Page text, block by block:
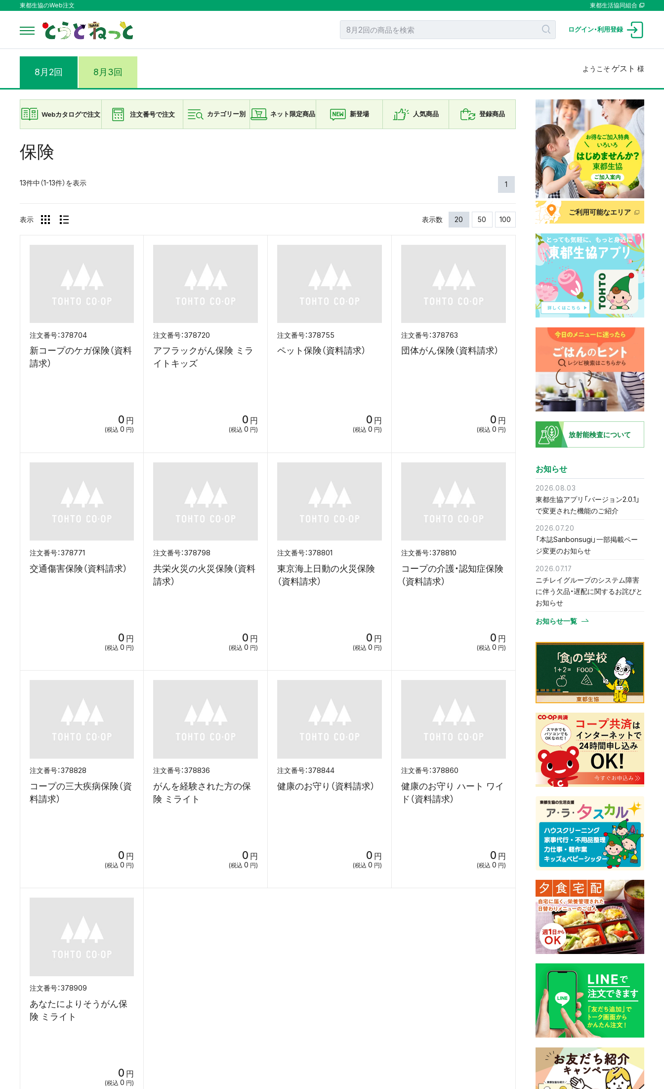
東都生協のWeb注文 東都生活協同組合
ログイン・利用登録
8月2回 8月3回 ようこそ ゲスト 様
Webカタログで注文 注文番号で注文 カテゴリー別 ネット限定商品 新登場 人気商品 登録商品
保険
13件中（1-13件）を表示 1
表示 表示数 20 50 100
378704
新コープのケガ保険（資料
請求）
0 円
(税込 0 円)
378720
アフラックがん保険 ミラ
イトキッズ
0 円
(税込 0 円)
378755
ペット保険（資料請求）
0 円
(税込 0 円)
378763
団体がん保険（資料請求）
0 円
(税込 0 円)
378771
交通傷害保険（資料請求）
0 円
(税込 0 円)
378798
共栄火災の火災保険（資料
請求）
0 円
(税込 0 円)
378801
東京海上日動の火災保険
（資料請求）
0 円
(税込 0 円)
378810
コープの介護・認知症保険
（資料請求）
0 円
(税込 0 円)
378828
コープの三大疾病保険（資
料請求）
0 円
(税込 0 円)
378836
がんを経験された方の保
険 ミライト
0 円
(税込 0 円)
378844
健康のお守り（資料請求）
0 円
(税込 0 円)
378860
健康のお守り ハート ワイ
ド（資料請求）
0 円
(税込 0 円)
378909
あなたによりそうがん保
険 ミライト
0 円
(税込 0 円)
ご利用可能なエリア
放射能検査について
お知らせ
2026.08.03
東都生協アプリ「バージョン2.0.1」
で変更された機能のご紹介
2026.07.20
「本誌Sanbonsugi」一部掲載ペー
ジ変更のお知らせ
2026.07.17
ニチレイグループのシステム障害
に伴う欠品・遅配に関するお詫びと
お知らせ
お知らせ一覧